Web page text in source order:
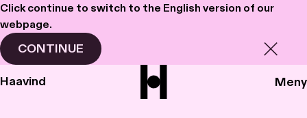
Click continue to switch to the English version of our
webpage.
CONTINUE
Haavind Meny